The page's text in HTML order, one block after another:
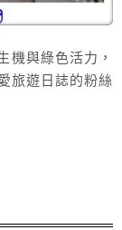
機與綠色活力，
旅遊日誌的粉絲